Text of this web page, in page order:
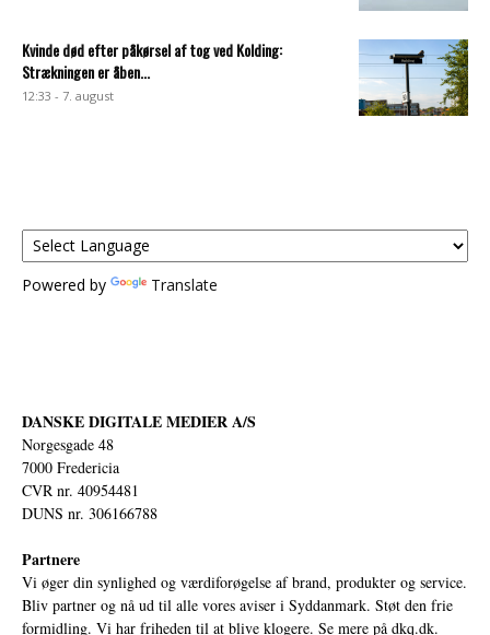
Kvinde død efter påkørsel af tog ved Kolding:
Strækningen er åben...
12:33 - 7. august
Powered by Translate
DANSKE DIGITALE MEDIER A/S
Norgesgade 48
7000 Fredericia
CVR nr. 40954481
DUNS nr. 306166788
Partnere
Vi øger din synlighed og værdiforøgelse af brand, produkter og service.
Bliv partner og nå ud til alle vores aviser i Syddanmark. Støt den frie
formidling. Vi har friheden til at blive klogere. Se mere på dkq.dk.